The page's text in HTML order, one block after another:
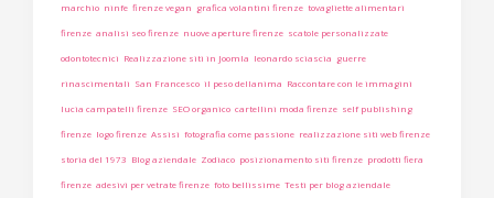
marchio ninfe firenze vegan grafica volantini firenze tovagliette alimentari
firenze analisi seo firenze nuove aperture firenze scatole personalizzate
odontotecnici Realizzazione siti in Joomla leonardo sciascia guerre
rinascimentali San Francesco il peso dellanima Raccontare con le immagini
lucia campatelli firenze SEO organico cartellini moda firenze self publishing
firenze logo firenze Assisi fotografia come passione realizzazione siti web firenze
storia del 1973 Blog aziendale Zodiaco posizionamento siti firenze prodotti fiera
firenze adesivi per vetrate firenze foto bellissime Testi per blog aziendale